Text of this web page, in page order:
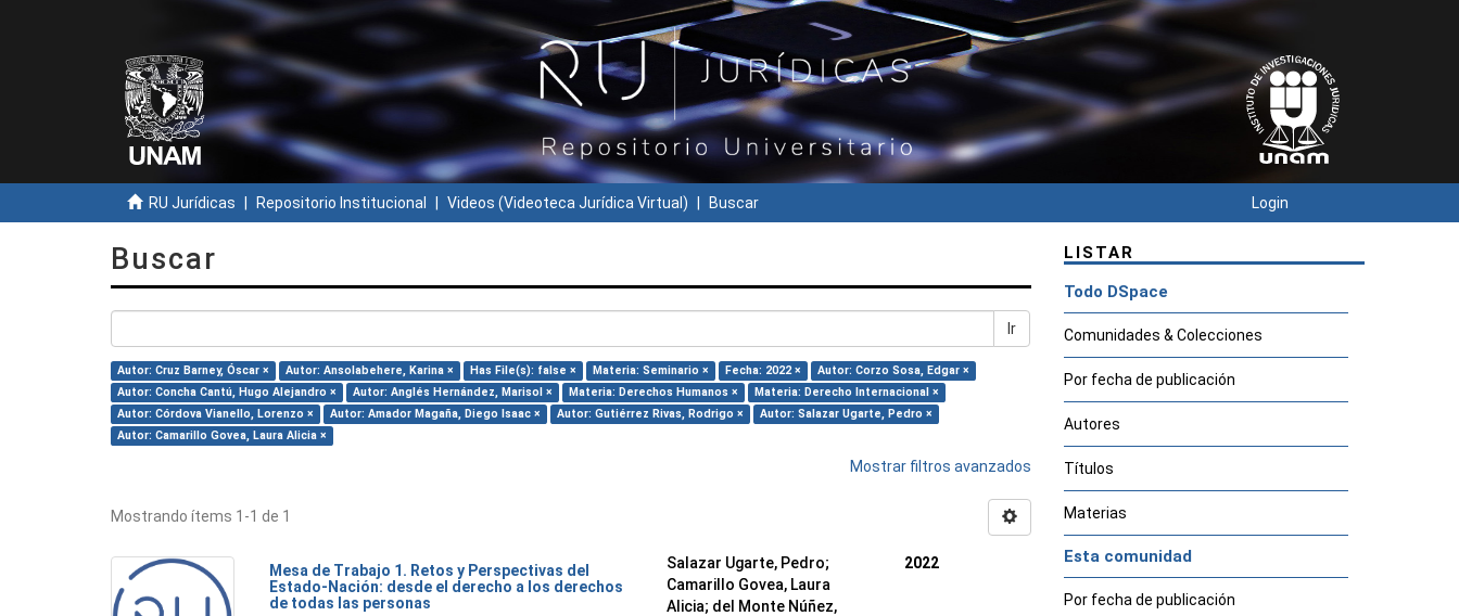
RU Jurídicas Repositorio Institucional Videos (Videoteca Jurídica Virtual) Buscar Login
Buscar
Ir
Autor: Cruz Barney, Óscar × Autor: Ansolabehere, Karina × Has File(s): false × Materia: Seminario × Fecha: 2022 ×
Autor: Corzo Sosa, Edgar ×
Autor: Concha Cantú, Hugo Alejandro ×
Autor: Anglés Hernández, Marisol × Materia: Derechos Humanos ×
Materia: Derecho Internacional ×
Autor: Córdova Vianello, Lorenzo ×
Autor: Amador Magaña, Diego Isaac × Autor: Gutiérrez Rivas, Rodrigo ×
Autor: Salazar Ugarte, Pedro ×
Autor: Camarillo Govea, Laura Alicia ×
Mostrar filtros avanzados
Mostrando ítems 1-1 de 1
Mesa de Trabajo 1. Retos y Perspectivas del
Estado-Nación: desde el derecho a los derechos
de todas las personas
Salazar Ugarte, Pedro;
Camarillo Govea, Laura
Alicia; del Monte Núñez,
2022
LISTAR
Todo DSpace
Comunidades & Colecciones
Por fecha de publicación
Autores
Títulos
Materias
Esta comunidad
Por fecha de publicación